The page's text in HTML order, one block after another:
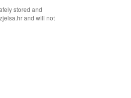
stored and
and will not